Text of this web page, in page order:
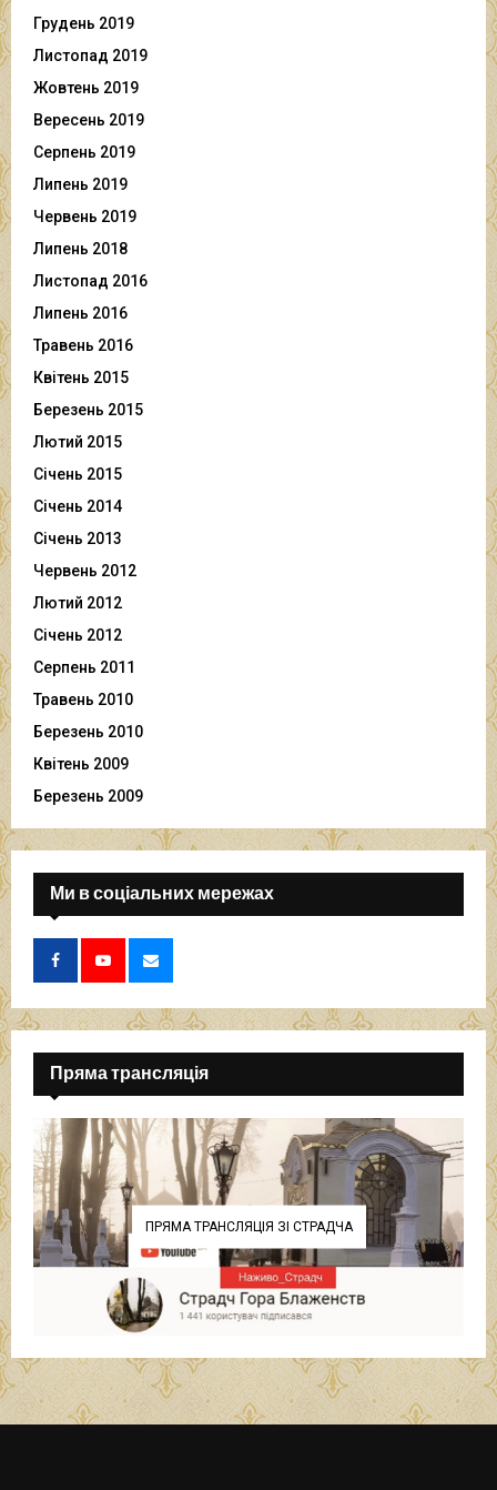
Грудень 2019
Листопад 2019
Жовтень 2019
Вересень 2019
Серпень 2019
Липень 2019
Червень 2019
Липень 2018
Листопад 2016
Липень 2016
Травень 2016
Квітень 2015
Березень 2015
Лютий 2015
Січень 2015
Січень 2014
Січень 2013
Червень 2012
Лютий 2012
Січень 2012
Серпень 2011
Травень 2010
Березень 2010
Квітень 2009
Березень 2009
Ми в соціальних мережах
Пряма трансляція
ПРЯМА ТРАНСЛЯЦІЯ ЗІ СТРАДЧА